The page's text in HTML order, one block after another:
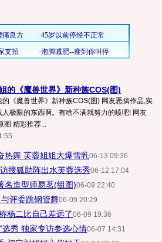
的《魔兽世界》新种族COS(图)
的《魔兽世界》新种族COS(图) 网友恶搞作品,实
人极限的东西啊。有啥不满就努力的喷吧! 网友
图 精彩推荐...
热舞 芙蓉姐姐大爆雪乳06-13 09:36
搜狐助阵出水芙蓉选秀06-12 17:04
名造型师易茗(组图)06-09 22:40
评委跳钢管舞06-09 20:29
杨二比自己差远了06-09 19:36
选秀 独家专访参选心情06-07 14:31